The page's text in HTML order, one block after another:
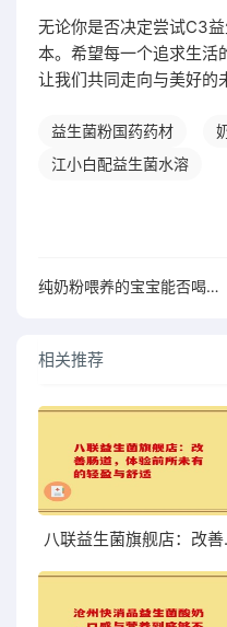
无论你是否决定尝试C3
本。希望每一个追求生活
让我们共同走向与美好的
益生菌粉国药药材
江小白配益生菌水溶
纯奶粉喂养的宝宝能否喝益生菌
相关推荐
八联益